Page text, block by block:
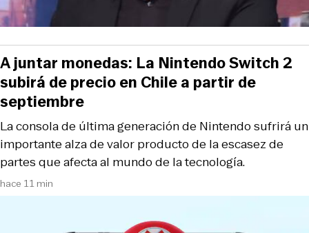
hace 11 min
La consola de última generación de Nintendo sufrirá un
importante alza de valor producto de la escasez de
partes que afecta al mundo de la tecnología.
A juntar monedas: La Nintendo Switch 2
subirá de precio en Chile a partir de
septiembre